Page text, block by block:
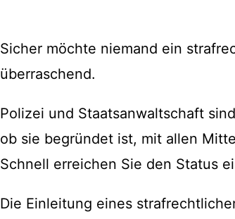
Sicher möchte niemand ein
überraschend.
Polizei und Staatsanwaltschaft
ob sie begründet ist, mit allen
Schnell erreichen Sie den Status
Die Einleitung eines